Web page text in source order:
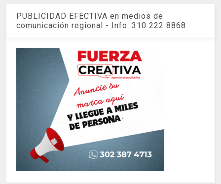
PUBLICIDAD EFECTIVA en medios de
comunicación regional - Info: 310 222 8868